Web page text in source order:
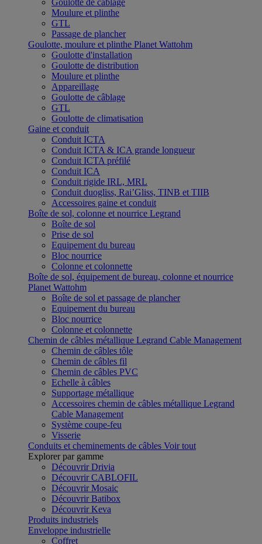
Goulotte de câblage
Moulure et plinthe
GTL
Passage de plancher
Goulotte, moulure et plinthe Planet Wattohm
Goulotte d'installation
Goulotte de distribution
Moulure et plinthe
Appareillage
Goulotte de câblage
GTL
Goulotte de climatisation
Gaine et conduit
Conduit ICTA
Conduit ICTA & ICA grande longueur
Conduit ICTA préfilé
Conduit ICA
Conduit rigide IRL, MRL
Conduit duogliss, Rai’Gliss, TINB et TIIB
Accessoires gaine et conduit
Boîte de sol, colonne et nourrice Legrand
Boîte de sol
Prise de sol
Equipement du bureau
Bloc nourrice
Colonne et colonnette
Boîte de sol, équipement de bureau, colonne et nourrice
Planet Wattohm
Boîte de sol et passage de plancher
Equipement du bureau
Bloc nourrice
Colonne et colonnette
Chemin de câbles métallique Legrand Cable Management
Chemin de câbles tôle
Chemin de câbles fil
Chemin de câbles PVC
Echelle à câbles
Supportage métallique
Accessoires chemin de câbles métallique Legrand
Cable Management
Système coupe-feu
Visserie
Conduits et cheminements de câbles Voir tout
Explorer par gamme
Découvrir Drivia
Découvrir CABLOFIL
Découvrir Mosaic
Découvrir Batibox
Découvrir Keva
Produits industriels
Enveloppe industrielle
Coffret